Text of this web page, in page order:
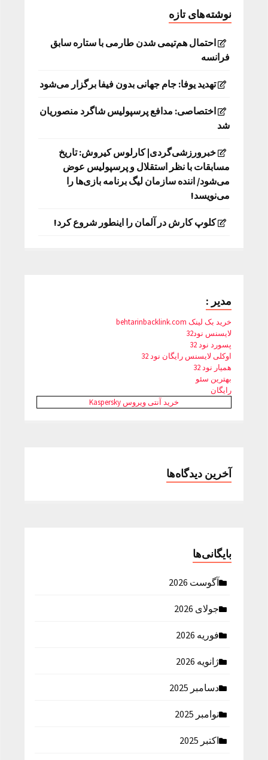
نوشته‌های تازه
احتمال هم‌تیمی شدن طارمی با ستاره سابق
فرانسه
تهدید یوفا: جام جهانی بدون فیفا برگزار می‌شود
اختصاصی: مدافع پرسپولیس شاگرد منصوریان
شد
خبرورزشی‌گردی| کارلوس کیروش: تاریخ
مسابقات با نظر استقلال و پرسپولیس عوض
می‌شود/ اننده سازمان لیگ برنامه بازی‌ها را
می‌نویسد!
کلوپ کارش در آلمان را اینطور شروع کرد!
مدیر :
خرید بک لینک behtarinbacklink.com
لایسنس نود32
پسورد نود 32
اوکلی لایسنس رایگان نود 32
همیار نود 32
بهترین سئو
رایگان
خرید آنتی ویروس Kaspersky
آخرین دیدگاه‌ها
بایگانی‌ها
آگوست 2026
جولای 2026
فوریه 2026
ژانویه 2026
دسامبر 2025
نوامبر 2025
اکتبر 2025